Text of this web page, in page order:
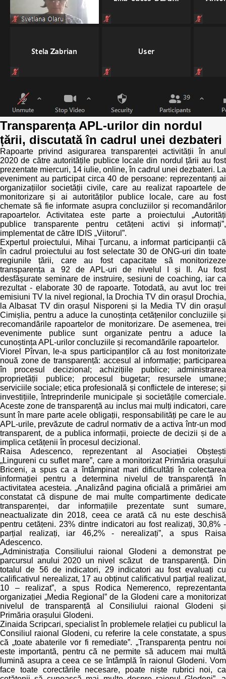
Rapoarte
Inițiative desfășurate
Manual de proceduri
Note & poziții​
Organigrama IDIS
Anunțuri
Consiliul consulativ internațional IDIS
Politici regionale
People Watch
Proces democratic
Agenda Națională de Business
Puterea hibridă
15 minute de realism economic
Trend Hunter
Buletin EU-STRAT
Aplică la BUNELE PRACTICI
Transparența întreprinderilor de stat
Cele mai bune și cele mai proaste politici locale din
Moldova
Democrația, independența și transparența instituțiilor
publice-cheie din Moldova
Achiziții publice
Achizițiile publice în vizorul societății civile
Transparența APL-urilor din nordul
țării, discutată în cadrul unei dezbateri
Rapoarte privind asigurarea transparenței activității în anul
2020 de către autoritățile publice locale din nordul țării au fost
prezentate miercuri, 14 iulie, online, în cadrul unei dezbateri. La
eveniment au participat circa 40 de persoane: reprezentanți ai
organizațiilor societății civile, care au realizat rapoartele de
monitorizare și ai autorităților publice locale, care au fost
chemate să fie informate asupra concluziilor și recomandărilor
rapoartelor. Activitatea este parte a proiectului „Autorități
publice transparente pentru cetățeni activi și informați”,
implementat de către IDIS „Viitorul”.
Expertul proiectului, Mihai Țurcanu, a informat participanții că
în cadrul proiectului au fost selectate 30 de ONG-uri din toate
regiunile țării, care au fost capacitate să monitorizeze
transparența a 92 de APL-uri de nivelul I și II. Au fost
desfășurate seminare de instruire, sesiuni de coaching, iar ca
rezultat - elaborate 30 de rapoarte. Totodată, au avut loc trei
emisiuni TV la nivel regional, la Drochia TV din orașul Drochia,
la Albasat TV din orașul Nisporeni și la Media TV din orașul
Cimișlia, pentru a aduce la cunoștința cetățenilor concluziile și
recomandările rapoartelor de monitorizare. De asemenea, trei
evenimente publice sunt organizate pentru a aduce la
cunoștința APL-urilor concluziile și recomandările rapoartelor.
Viorel Pîrvan, le-a spus participanților că au fost monitorizate
nouă zone de transparență: accesul al informație; participarea
în procesul decizional; achizițiile publice; administrarea
proprietății publice; procesul bugetar; resursele umane;
serviciile sociale; etica profesională și conflictele de interese; și
investițiile, întreprinderile municipale și societățile comerciale.
Aceste zone de transparență au inclus mai mulți indicatori, care
sunt în mare parte acele obligații, responsabilități pe care le au
APL-urile, prevăzute de cadrul normativ de a activa într-un mod
transparent, de a publica informații, proiecte de decizii și de a
implica cetățenii în procesul decizional.
Raisa Adescenco, reprezentant al Asociației Obștești
„Lingureni cu suflet mare”, care a monitorizat Primăria orașului
Briceni, a spus ca a întâmpinat mari dificultăți în colectarea
informației pentru a determina nivelul de transparență în
activitatea acesteia. „Analizând pagina oficială a primăriei am
constatat că dispune de mai multe compartimente dedicate
transparenței, dar informațiile prezentate sunt sumare,
neactualizate din 2018, ceea ce arată că nu este deschisă
pentru cetățeni. 23% dintre indicatori au fost realizați, 30,8% -
parțial realizați, iar 46,2% - nerealizați”, a spus Raisa
Adescenco.
„Administrația Consiliului raional Glodeni a demonstrat pe
parcursul anului 2020 un nivel scăzut de transparență. Din
totalul de 56 de indicatori, 29 indicatori au fost evaluați cu
calificativul nerealizat, 17 au obținut calificativul parțial realizat,
10 – realizat”, a spus Rodica Nemerenco, reprezentanta
organizației „Media Regional” de la Glodeni care a monitorizat
nivelul de transparență al Consiliului raional Glodeni și
Primăria orașului Glodeni.
Zinaida Scripcari, specialist în problemele relației cu publicul la
Consiliul raional Glodeni, cu referire la cele constatate, a spus
că „toate abaterile vor fi remediate”. „Transparența pentru noi
este importantă, pentru că ne permite să aducem mai multă
lumină asupra a ceea ce se întâmplă în raionul Glodeni. Vom
face toate corectările necesare, poate niște rubrici noi, ca